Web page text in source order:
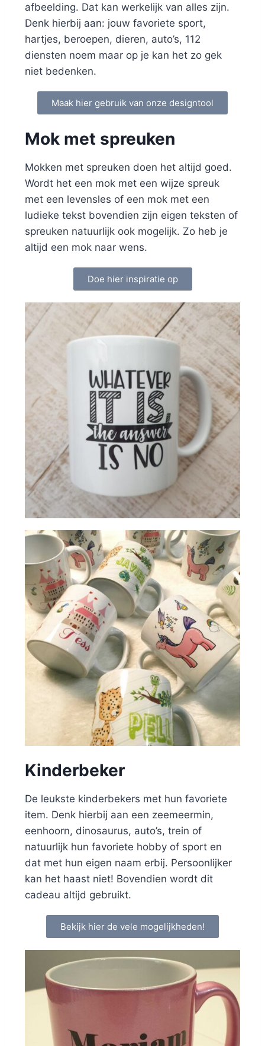
afbeelding. Dat kan werkelijk van alles zijn.
Denk hierbij aan: jouw favoriete sport,
hartjes, beroepen, dieren, auto’s, 112
diensten noem maar op je kan het zo gek
niet bedenken.
Maak hier gebruik van onze designtool
Mok met spreuken
Mokken met spreuken doen het altijd goed.
Wordt het een mok met een wijze spreuk
met een levensles of een mok met een
ludieke tekst bovendien zijn eigen teksten of
spreuken natuurlijk ook mogelijk. Zo heb je
altijd een mok naar wens.
Doe hier inspiratie op
Kinderbeker
De leukste kinderbekers met hun favoriete
item. Denk hierbij aan een zeemeermin,
eenhoorn, dinosaurus, auto’s, trein of
natuurlijk hun favoriete hobby of sport en
dat met hun eigen naam erbij. Persoonlijker
kan het haast niet! Bovendien wordt dit
cadeau altijd gebruikt.
Bekijk hier de vele mogelijkheden!